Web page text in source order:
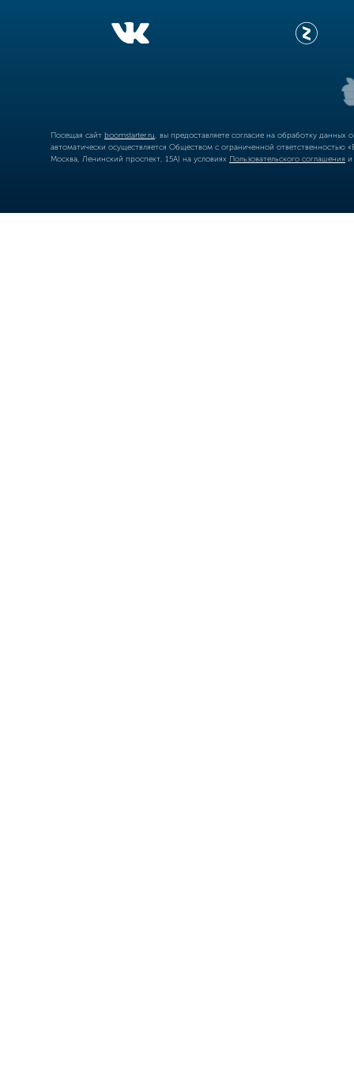
Посещая сайт boomstarter.ru , вы предоставляете согласие на обработку
автоматически осуществляется Обществом с ограниченной
Москва, Ленинский проспект, 15А) на условиях Пользовательского соглашения и